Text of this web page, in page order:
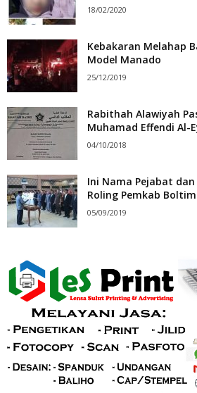
18/02/2020
Kebakaran Melahap
Model Manado
25/12/2019
Rabithah Alawiyah
Muhamad Effendi Al-
04/10/2018
Ini Nama Pejabat
Roling Pemkab Boltim
05/09/2019